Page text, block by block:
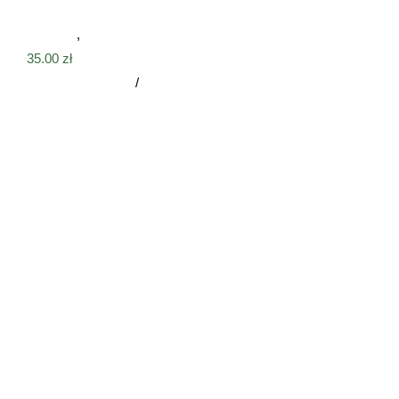
,
35.00 zł
/Szczegóły